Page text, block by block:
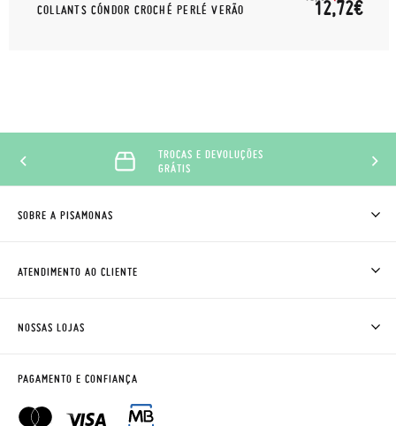
COLLANTS CÓNDOR CROCHÉ PERLÉ VERÃO 12,72€
TROCAS E DEVOLUÇÕES
GRÁTIS
SOBRE A PISAMONAS
AVISO LEGAL, PRIVACIDADE E COOKIES
GUIA DE TAMANHOS
ATENDIMENTO AO CLIENTE
HORÁRIO
PERGUNTAS FREQUENTES
NOSSAS LOJAS
PAGAMENTO E CONFIANÇA